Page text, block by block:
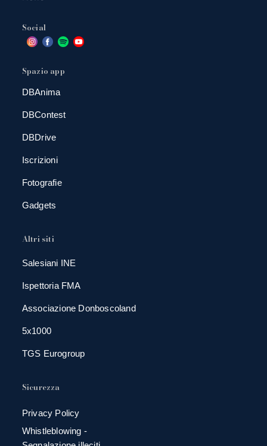
Social
Spazio app
DBAnima
DBContest
DBDrive
Iscrizioni
Fotografie
Gadgets
Altri siti
Salesiani INE
Ispettoria FMA
Associazione Donboscoland
5x1000
TGS Eurogroup
Sicurezza
Privacy Policy
Whistleblowing -